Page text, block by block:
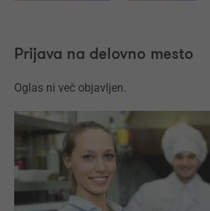
Prijava na delovno mesto
Oglas ni več objavljen.